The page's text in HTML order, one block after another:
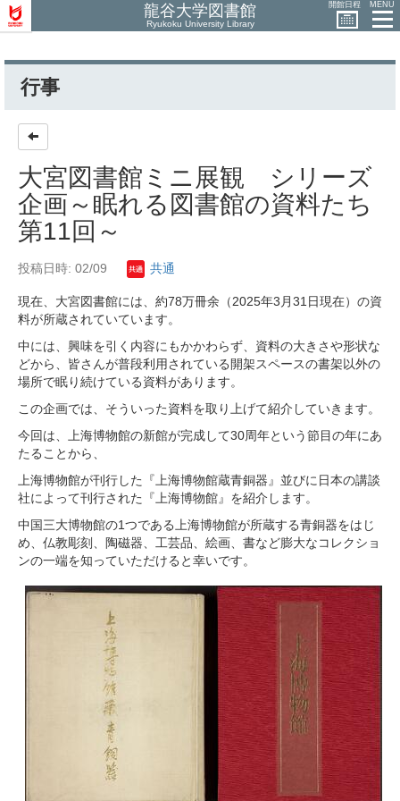
龍谷大学図書館
Ryukoku University Library
開館日程 MENU
行事
大宮図書館ミニ展観 シリーズ
企画～眠れる図書館の資料たち
第11回～
投稿日時: 02/09 共通
現在、大宮図書館には、約78万冊余（2025年3月31日現在）の資
料が所蔵されていています。
中には、興味を引く内容にもかかわらず、資料の大きさや形状な
どから、皆さんが普段利用されている開架スペースの書架以外の
場所で眠り続けている資料があります。
この企画では、そういった資料を取り上げて紹介していきます。
今回は、上海博物館の新館が完成して30周年という節目の年にあ
たることから、
上海博物館が刊行した『上海博物館蔵青銅器』並びに日本の講談
社によって刊行された『上海博物館』を紹介します。
中国三大博物館の1つである上海博物館が所蔵する青銅器をはじ
め、仏教彫刻、陶磁器、工芸品、絵画、書など膨大なコレクショ
ンの一端を知っていただけると幸いです。